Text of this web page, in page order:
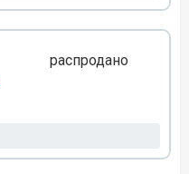
распродано